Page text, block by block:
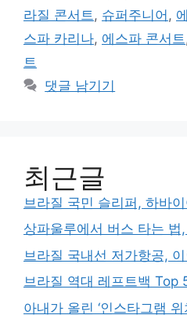
라질 콘서트 , 슈퍼주니어 ,
스파 카리나, 에스파 콘서트
트
댓글 남기기
최근글
브라질 국민 슬리퍼, 하바
상파울루에서 버스 타는 법
브라질 국내선 저가항공,
브라질 역대 레프트백 Top
아내가 올린 ‘인스타그램